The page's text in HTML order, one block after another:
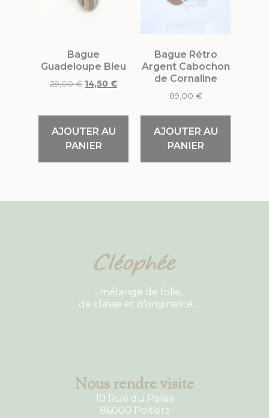
Bague
Guadeloupe Bleu
29,00€ 14,50 €
AJOUTER AU
PANIER
Bague Rétro
Argent Cabochon
de Cornaline
89,00 €
AJOUTER AU
PANIER
...mélange de folie,
de classe et d'originalité...
Nous rendre visite
10 Rue du Palais
86000 Poitiers